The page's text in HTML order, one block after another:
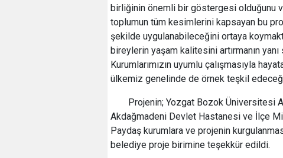
birliğinin önemli bir göstergesi olduğunu
toplumun tüm kesimlerini kapsayan bu
şekilde uygulanabileceğini ortaya
bireylerin yaşam kalitesini artırmanın
Kurumlarımızın uyumlu çalışmasıyla
ülkemiz genelinde de örnek teşkil
Projenin; Yozgat Bozok Üniversitesi
Akdağmadeni Devlet Hastanesi ve İlçe
Paydaş kurumlara ve projenin
belediye proje birimine teşekkür edildi.